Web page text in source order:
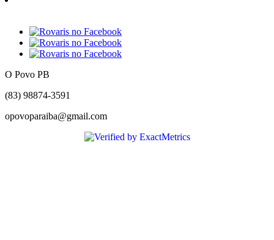
O Povo PB
(83) 98874-3591
opovoparaiba@gmail.com